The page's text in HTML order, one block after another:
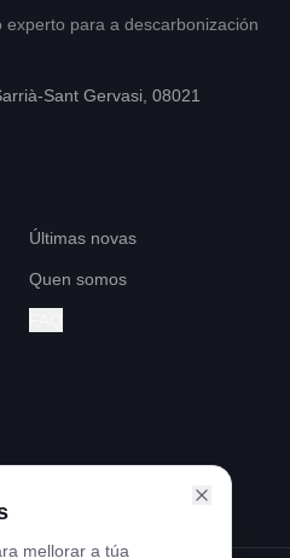
para a descarbonización
Sant Gervasi, 08021
Últimas novas
Quen somos
mellorar a túa